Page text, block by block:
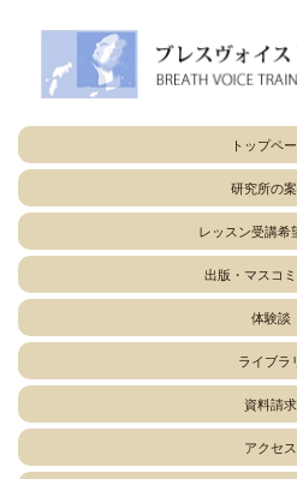
トップペ
研究所の
レッスン受講希
出版・マスコ
体験談
ライブラ
資料請求
アクセス